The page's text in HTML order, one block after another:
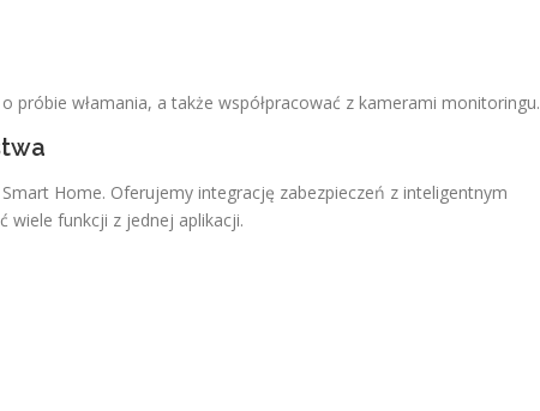
próbie włamania, a także współpracować z kamerami monitoringu.
Home. Oferujemy integrację zabezpieczeń z inteligentnym
wiele funkcji z jednej aplikacji.